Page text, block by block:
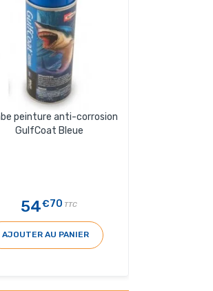
peinture anti-corrosion
GulfCoat Bleue
54€70 TTC
AJOUTER AU PANIER